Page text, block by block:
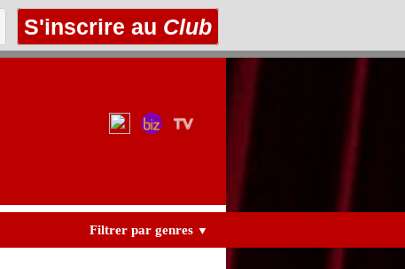
S'inscrire au Club
Filtrer par genres ▼